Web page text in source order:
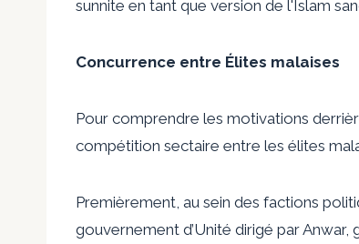
sunnite en tant que version de l'Islam
Concurrence entre Élites malaises
Pour comprendre les motivations
compétition sectaire entre les élites
Premièrement, au sein des factions
gouvernement d’Unité dirigé par Anwar,